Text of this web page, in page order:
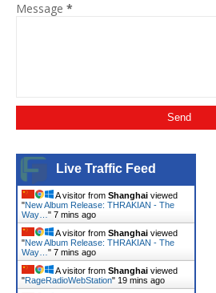
Message *
Live Traffic Feed
A visitor from Shanghai viewed
"New Album Release: THRAKIAN - The
Way… " 7 mins ago
A visitor from Shanghai viewed
"New Album Release: THRAKIAN - The
Way… " 7 mins ago
A visitor from Shanghai viewed
"RageRadioWebStation" 19 mins ago